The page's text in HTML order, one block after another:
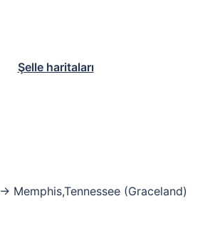
Şelle haritaları
→ Memphis,Tennessee (Graceland)